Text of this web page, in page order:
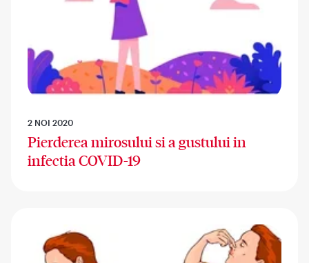
2 NOI 2020
Pierderea mirosului si a gustului in
infectia COVID-19